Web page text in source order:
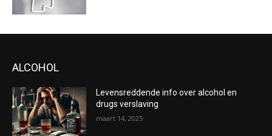
ALCOHOL
Levensreddende info over alcohol en
drugs verslaving
maart 14, 2025